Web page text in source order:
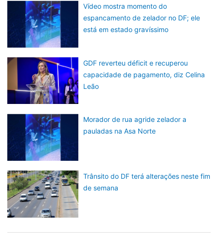
Vídeo mostra momento do
espancamento de zelador no DF; ele
está em estado gravíssimo
GDF reverteu déficit e recuperou
capacidade de pagamento, diz Celina
Leão
Morador de rua agride zelador a
pauladas na Asa Norte
Trânsito do DF terá alterações neste fim
de semana